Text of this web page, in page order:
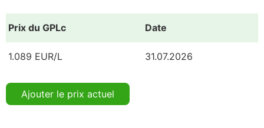
Prix du GPLc Date
1.089 EUR/L 31.07.2026
Ajouter le prix actuel